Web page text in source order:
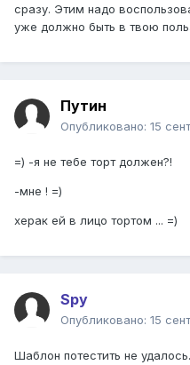
сразу. Этим надо
уже должно быть в твою
Путин
Опубликовано: 15
=) -я не тебе торт должен?!
-мне ! =)
херак ей в лицо тортом ... =)
Spy
Опубликовано: 15
Шаблон потестить не